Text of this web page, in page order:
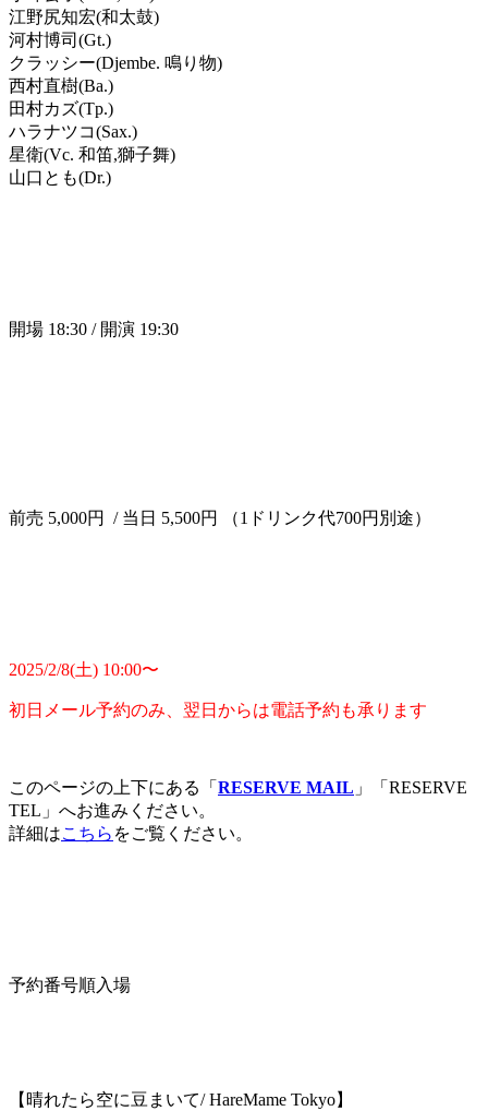
江野尻知宏(和太鼓)
河村博司(Gt.)
クラッシー(Djembe. 鳴り物)
西村直樹(Ba.)
田村カズ(Tp.)
ハラナツコ(Sax.)
星衛(Vc. 和笛,獅子舞)
山口とも(Dr.)
開場 18:30 / 開演 19:30
前売 5,000円 / 当日 5,500円 （1ドリンク代700円別途）
2025/2/8(土) 10:00〜
初日メール予約のみ、翌日からは電話予約も承ります
このページの上下にある「 RESERVE MAIL 」「RESERVE
TEL」へお進みください。
詳細はこちら をご覧ください。
予約番号順入場
【晴れたら空に豆まいて/ HareMame Tokyo】